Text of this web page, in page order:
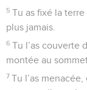
5 Tu as fixé la
plus jamais.
6 Tu l’as couverte
montée au
7 Tu l’as